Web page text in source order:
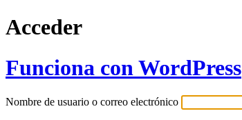
Acceder
Funciona con WordPress
Nombre de usuario o correo electrónico